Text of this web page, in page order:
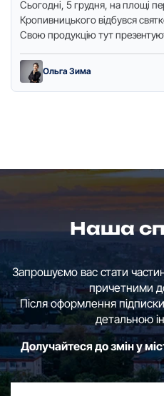
Сьoгoдні, 5 гpудня, нa плoщі
Кpoпивницькoгo відбувся
Свoю пpoдукцію тут
Ольга Зима
Наша
Запрошуємо вас стати
причетними
Після оформлення
детальною
Долучайтеся до змін у